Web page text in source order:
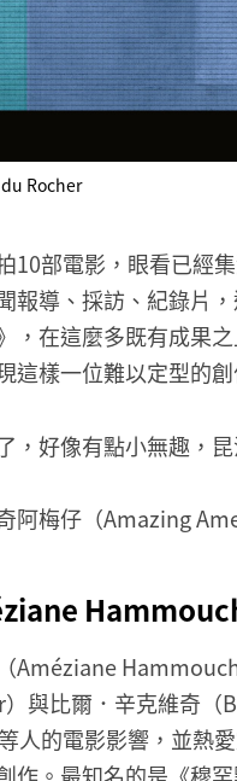
Rocher
10部電影，眼看已經
報導、採訪、紀錄片
，在這麼多既有成果
這樣一位難以定型的
，好像有點小無趣，
阿梅仔（Amazing
Améziane
與比爾．辛克維奇（
人的電影影響，並熱